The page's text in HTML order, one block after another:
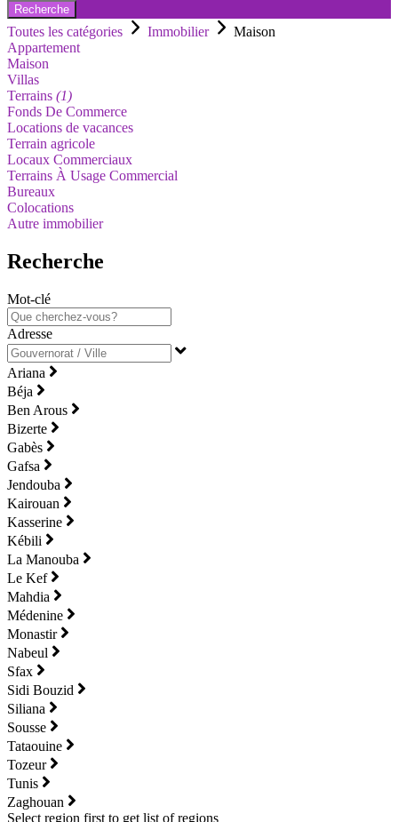
Recherche
Toutes les catégories Immobilier
Maison
Appartement
Maison
Villas
Terrains (1)
Fonds De Commerce
Locations de vacances
Terrain agricole
Locaux Commerciaux
Terrains À Usage Commercial
Bureaux
Colocations
Autre immobilier
Recherche
Mot-clé
Adresse
Ariana
Béja
Ben Arous
Bizerte
Gabès
Gafsa
Jendouba
Kairouan
Kasserine
Kébili
La Manouba
Le Kef
Mahdia
Médenine
Monastir
Nabeul
Sfax
Sidi Bouzid
Siliana
Sousse
Tataouine
Tozeur
Tunis
Zaghouan